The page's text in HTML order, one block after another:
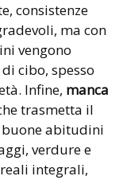
consistenze
ma con
vengono
cibo, spesso
Infine, manca
trasmetta il
abitudini
verdure e
integrali,